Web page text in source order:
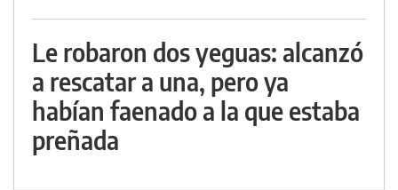
Le robaron dos yeguas: alcanzó
a rescatar a una, pero ya
habían faenado a la que estaba
preñada